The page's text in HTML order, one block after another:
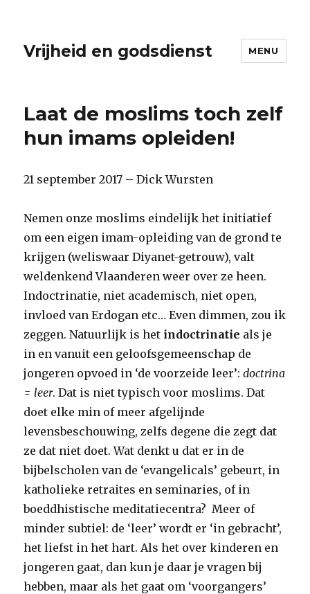
Vrijheid en godsdienst MENU
Laat de moslims toch zelf
hun imams opleiden!
21 september 2017 – Dick Wursten
Nemen onze moslims eindelijk het initiatief
om een eigen imam-opleiding van de grond te
krijgen (weliswaar Diyanet-getrouw), valt
weldenkend Vlaanderen weer over ze heen.
Indoctrinatie, niet academisch, niet open,
invloed van Erdogan etc… Even dimmen, zou ik
zeggen. Natuurlijk is het indoctrinatie als je
in en vanuit een geloofsgemeenschap de
jongeren opvoed in ‘de voorzeide leer’:doctrina
= leer. Dat is niet typisch voor moslims. Dat
doet elke min of meer afgelijnde
levensbeschouwing, zelfs degene die zegt dat
ze dat niet doet. Wat denkt u dat er in de
bijbelscholen van de ‘evangelicals’ gebeurt, in
katholieke retraites en seminaries, of in
boeddhistische meditatiecentra? Meer of
minder subtiel: de ‘leer’ wordt er ‘in gebracht’,
het liefst in het hart. Als het over kinderen en
jongeren gaat, dan kun je daar je vragen bij
hebben, maar als het gaat om ‘voorgangers’